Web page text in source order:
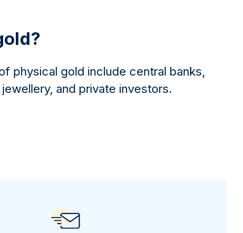
physical gold include central banks,
and private investors.